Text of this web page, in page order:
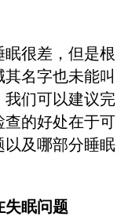
很差，但是根
名字也未能叫
我们可以建议完
查的好处在于可
以及哪部分睡眠
失眠问题